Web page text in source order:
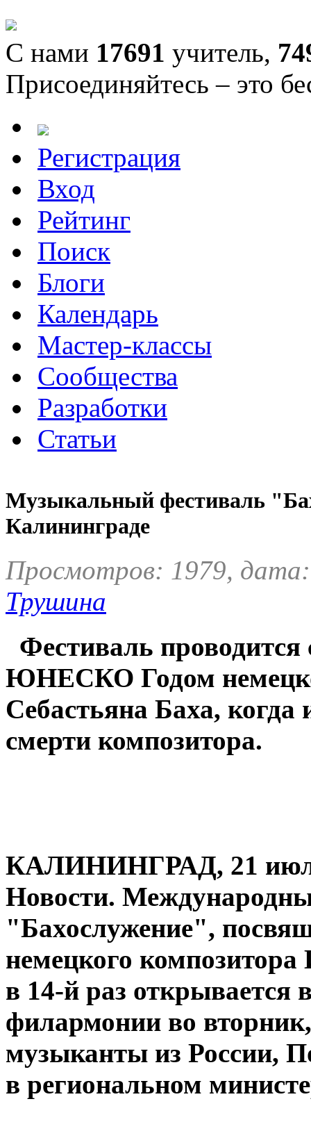
С нами 17691 учитель,
Присоединяйтесь – это
Регистрация
Вход
Рейтинг
Поиск
Блоги
Календарь
Мастер-классы
Сообщества
Разработки
Статьи
Музыкальный фестиваль
Калининграде
Просмотров: 1979,
Трушина
Фестиваль проводится
ЮНЕСКО Годом
Себастьяна Баха, когда
смерти композитора.
КАЛИНИНГРАД, 21
Новости.
"Бахослужение",
немецкого
в 14-й раз открывается
филармонии во
музыканты из России,
в региональном